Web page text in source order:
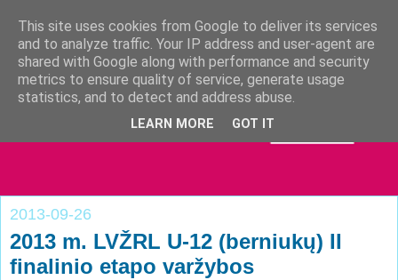
2013-09-26
2013 m. LVŽRL U-12 (berniukų) II
finalinio etapo varžybos
This site uses cookies from Google to deliver its services
and to analyze traffic. Your IP address and user-agent are
shared with Google along with performance and security
metrics to ensure quality of service, generate usage
statistics, and to detect and address abuse.
LEARN MORE GOT IT